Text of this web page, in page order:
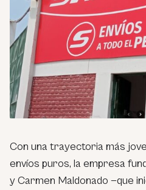
Con una trayectoria más
envíos puros, la empresa
y Carmen Maldonado —que